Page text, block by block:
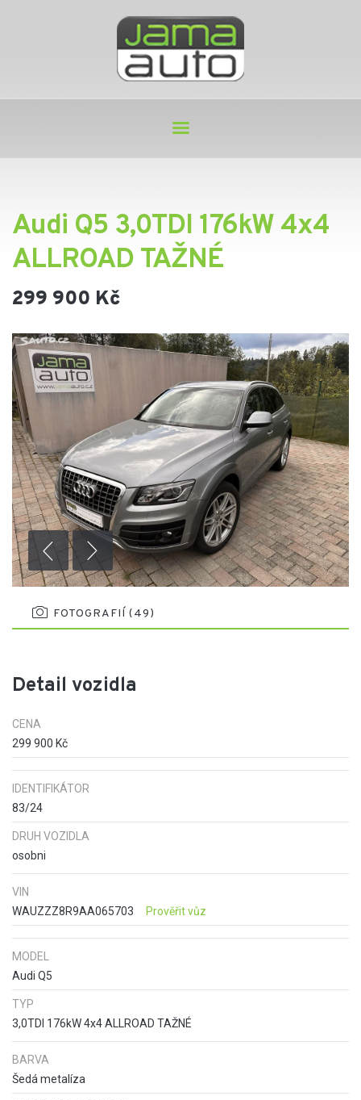
Audi Q5 3,0TDI 176kW 4x4
ALLROAD TAŽNÉ
299 900 Kč
FOTOGRAFIÍ (49)
Detail vozidla
CENA
299 900 Kč
IDENTIFIKÁTOR
83/24
DRUH VOZIDLA
osobni
VIN
WAUZZZ8R9AA065703
Prověřit vůz
MODEL
Audi Q5
TYP
3,0TDI 176kW 4x4 ALLROAD TAŽNÉ
BARVA
Šedá metalíza